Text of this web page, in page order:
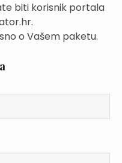
biti korisnik portala
o Vašem paketu.